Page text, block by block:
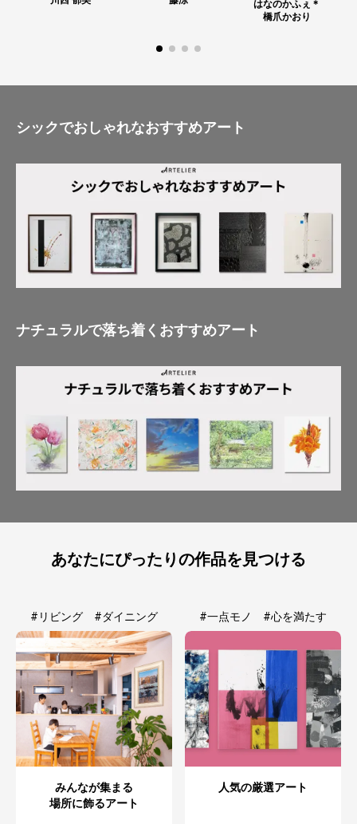
はなのかふぇ＊
橋爪かおり
シックでおしゃれなおすすめアート
ナチュラルで落ち着くおすすめアート
あなたにぴったりの作品を見つける
#リビング #ダイニング
みんなが集まる
場所に飾るアート
#一点モノ #心を満たす
人気の厳選アート